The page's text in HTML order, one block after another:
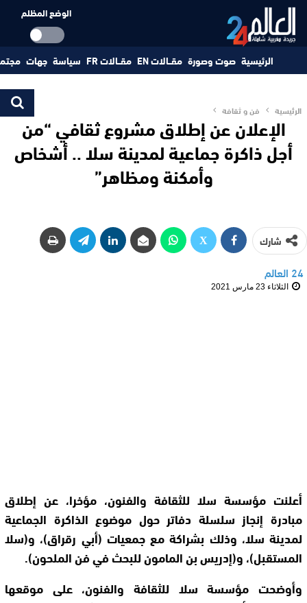
الوضع المظلم
الرئيسية صوت وصورة مقــالات EN مقــالات FR سياسة جهات
الرئيسية فن و ثقافة
الإعلان عن إطلاق مشروع ثقافي “من
أجل ذاكرة جماعية لمدينة سلا .. أشخاص
وأمكنة ومظاهر”
شارك
24 العالم
الثلاثاء 23 مارس 2021
أعلنت مؤسسة سلا للثقافة والفنون، مؤخرا، عن إطلاق
مبادرة إنجاز سلسلة دفاتر حول موضوع الذاكرة الجماعية
لمدينة سلا، وذلك بشراكة مع جمعيات (أبي رقراق)، و(سلا
المستقبل)، و(إدريس بن المامون للبحث في فن الملحون).
وأوضحت مؤسسة سلا للثقافة والفنون، على موقعها